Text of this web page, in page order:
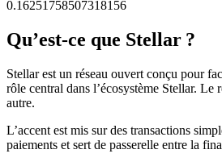
0.16251758507318156
Qu’est-ce que Stellar ?
Stellar est un réseau ouvert conçu pour
rôle central dans l’écosystème Stellar.
autre.
L’accent est mis sur des transactions
paiements et sert de passerelle entre la